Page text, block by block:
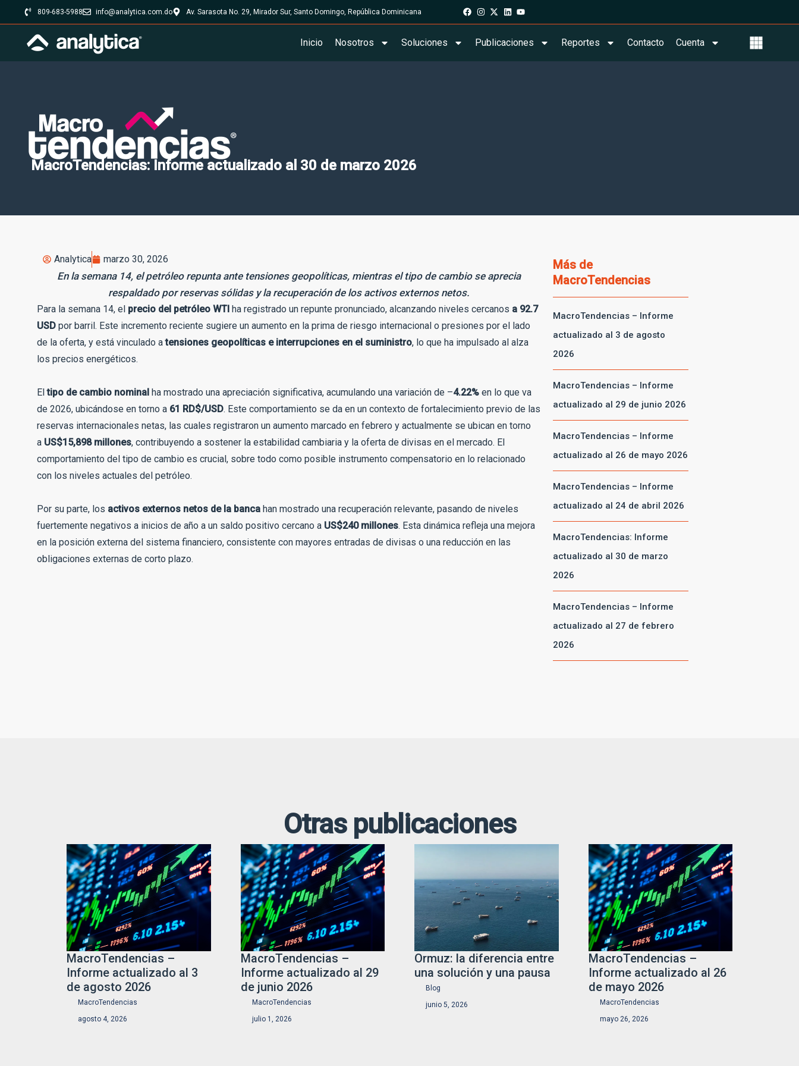
809-683-5988 info@analytica.com.do Av. Sarasota No. 29, Mirador Sur, Santo Domingo, República Dominicana
Inicio Nosotros Soluciones Publicaciones Reportes Contacto Cuenta
MacroTendencias: Informe actualizado al 30 de marzo 2026
Analytica marzo 30, 2026
En la semana 14, el petróleo repunta ante tensiones geopolíticas, mientras el tipo de cambio se aprecia
respaldado por reservas sólidas y la recuperación de los activos externos netos.
Para la semana 14, el precio del petróleo WTI ha registrado un repunte pronunciado, alcanzando niveles cercanos a 92.7
USD por barril. Este incremento reciente sugiere un aumento en la prima de riesgo internacional o presiones por el lado
de la oferta, y está vinculado atensiones geopolíticas e interrupciones en el suministro, lo que ha impulsado al alza
los precios energéticos.
Eltipo de cambio nominal ha mostrado una apreciación significativa, acumulando una variación de –4.22% en lo que va
de 2026, ubicándose en torno a 61 RD$/USD. Este comportamiento se da en un contexto de fortalecimiento previo de las
reservas internacionales netas, las cuales registraron un aumento marcado en febrero y actualmente se ubican en torno
a US$15,898 millones, contribuyendo a sostener la estabilidad cambiaria y la oferta de divisas en el mercado. El
comportamiento del tipo de cambio es crucial, sobre todo como posible instrumento compensatorio en lo relacionado
con los niveles actuales del petróleo.
Por su parte, los activos externos netos de la banca han mostrado una recuperación relevante, pasando de niveles
fuertemente negativos a inicios de año a un saldo positivo cercano a US$240 millones. Esta dinámica refleja una mejora
en la posición externa del sistema financiero, consistente con mayores entradas de divisas o una reducción en las
obligaciones externas de corto plazo.
Más de
MacroTendencias
MacroTendencias – Informe
actualizado al 3 de agosto
2026
MacroTendencias – Informe
actualizado al 29 de junio 2026
MacroTendencias – Informe
actualizado al 26 de mayo 2026
MacroTendencias – Informe
actualizado al 24 de abril 2026
MacroTendencias: Informe
actualizado al 30 de marzo
2026
MacroTendencias – Informe
actualizado al 27 de febrero
2026
Otras publicaciones
MacroTendencias –
Informe actualizado al 3
de agosto 2026
MacroTendencias
agosto 4, 2026
MacroTendencias –
Informe actualizado al 29
de junio 2026
MacroTendencias
julio 1, 2026
Ormuz: la diferencia entre
una solución y una pausa
Blog
junio 5, 2026
MacroTendencias –
Informe actualizado al 26
de mayo 2026
MacroTendencias
mayo 26, 2026